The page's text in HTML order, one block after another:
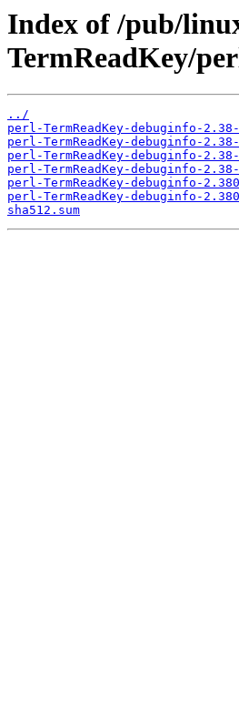
Index of /pub/
TermReadKey/
../
perl-TermReadKey-debuginfo-
perl-TermReadKey-debuginfo-
perl-TermReadKey-debuginfo-
perl-TermReadKey-debuginfo-
perl-TermReadKey-debuginfo-
perl-TermReadKey-debuginfo-
sha512.sum